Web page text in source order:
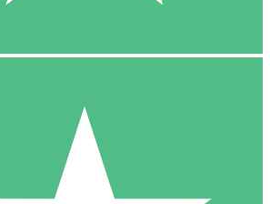
10 Nedladdningar
20 00